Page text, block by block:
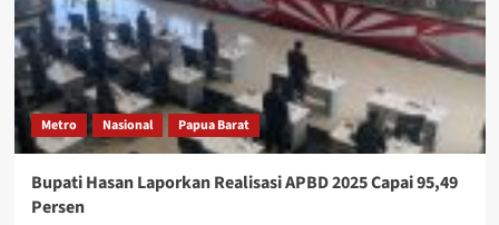
Metro Nasional Papua Barat
Bupati Hasan Laporkan Realisasi APBD 2025 Capai 95,49
Persen